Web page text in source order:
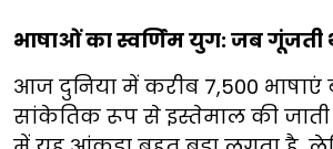
भाषाओं का स्वर्णिम युग: जब गूंजती
आज दुनिया में करीब 7,500 भाषाएं
सांकेतिक रूप से इस्तेमाल की